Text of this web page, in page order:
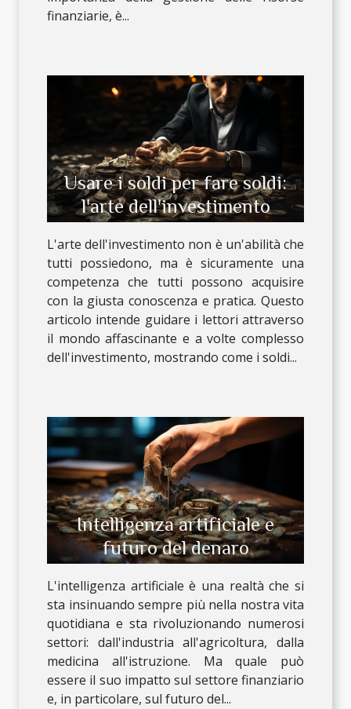
finanziarie, è...
Usare i soldi per fare soldi:
l'arte dell'investimento
L'arte dell'investimento non è un'abilità che
tutti possiedono, ma è sicuramente una
competenza che tutti possono acquisire
con la giusta conoscenza e pratica. Questo
articolo intende guidare i lettori attraverso
il mondo affascinante e a volte complesso
dell'investimento, mostrando come i soldi...
Intelligenza artificiale e
futuro del denaro
L'intelligenza artificiale è una realtà che si
sta insinuando sempre più nella nostra vita
quotidiana e sta rivoluzionando numerosi
settori: dall'industria all'agricoltura, dalla
medicina all'istruzione. Ma quale può
essere il suo impatto sul settore finanziario
e, in particolare, sul futuro del...